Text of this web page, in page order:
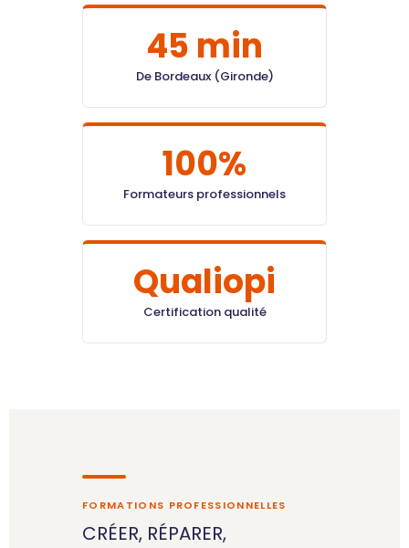
45 min
De Bordeaux (Gironde)
100%
Formateurs professionnels
Qualiopi
Certification qualité
FORMATIONS PROFESSIONNELLES
CRÉER, RÉPARER,